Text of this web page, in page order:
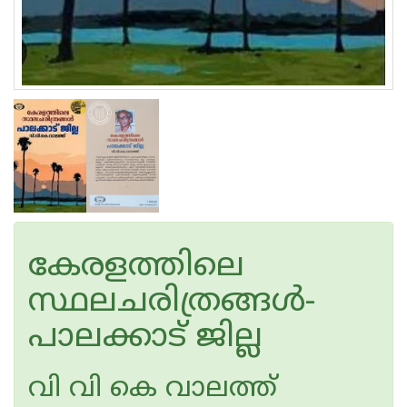
കേരളത്തിലെ
സ്ഥലചരിത്രങ്ങൾ-
പാലക്കാട് ജില്ല
വി വി കെ വാലത്ത്